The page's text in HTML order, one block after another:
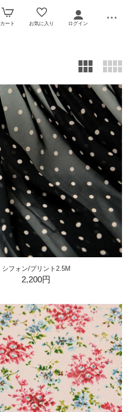
カート お気に入り ログイン
シフォン/プリント2.5M
2,200円